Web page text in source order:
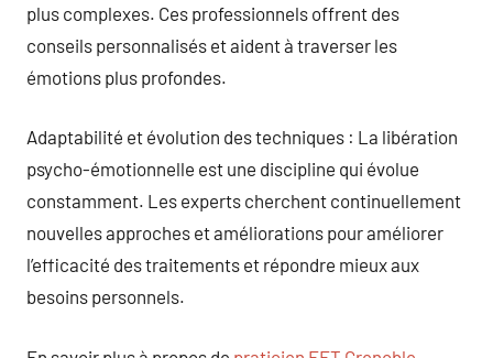
plus complexes. Ces professionnels offrent des
conseils personnalisés et aident à traverser les
émotions plus profondes.
Adaptabilité et évolution des techniques : La libération
psycho-émotionnelle est une discipline qui évolue
constamment. Les experts cherchent continuellement
nouvelles approches et améliorations pour améliorer
l’efficacité des traitements et répondre mieux aux
besoins personnels.